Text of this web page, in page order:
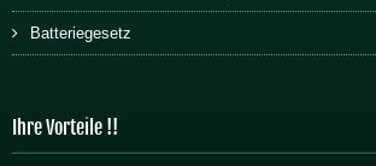
Batteriegesetz
Ihre Vorteile !!